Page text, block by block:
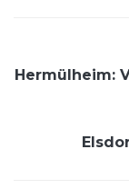
Hermülheim: